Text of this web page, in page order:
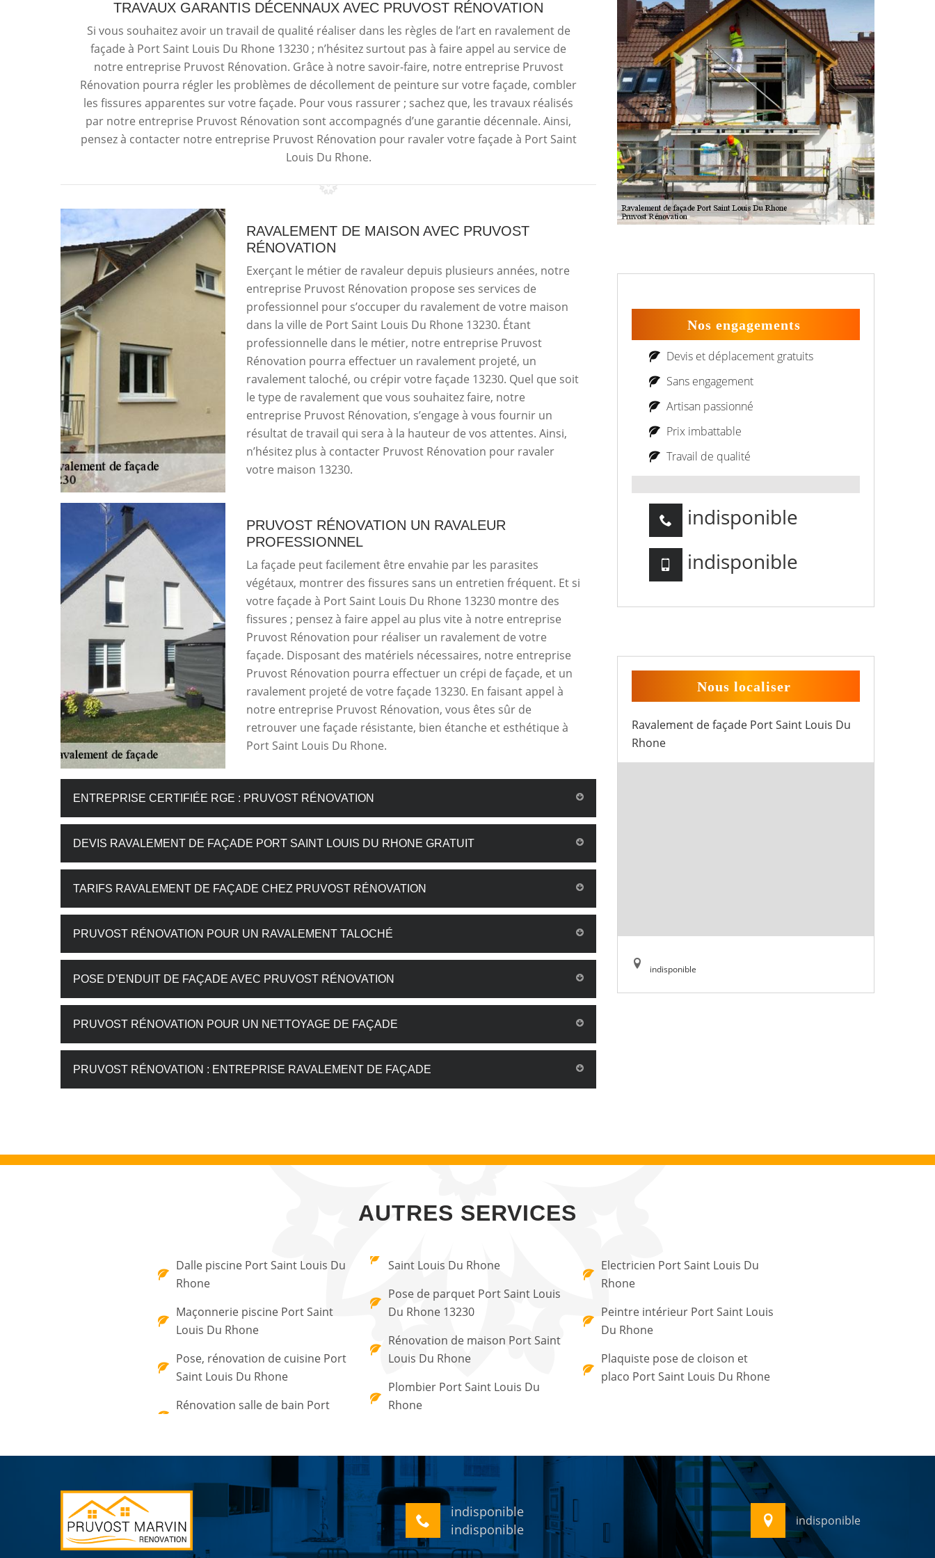
TRAVAUX GARANTIS DÉCENNAUX AVEC PRUVOST RÉNOVATION
Si vous souhaitez avoir un travail de qualité réaliser dans les règles de l’art en ravalement de
façade à Port Saint Louis Du Rhone 13230 ; n’hésitez surtout pas à faire appel au service de
notre entreprise Pruvost Rénovation. Grâce à notre savoir-faire, notre entreprise Pruvost
Rénovation pourra régler les problèmes de décollement de peinture sur votre façade, combler
les fissures apparentes sur votre façade. Pour vous rassurer ; sachez que, les travaux réalisés
par notre entreprise Pruvost Rénovation sont accompagnés d’une garantie décennale. Ainsi,
pensez à contacter notre entreprise Pruvost Rénovation pour ravaler votre façade à Port Saint
Louis Du Rhone.
RAVALEMENT DE MAISON AVEC PRUVOST
RÉNOVATION
Exerçant le métier de ravaleur depuis plusieurs années, notre
entreprise Pruvost Rénovation propose ses services de
professionnel pour s’occuper du ravalement de votre maison
dans la ville de Port Saint Louis Du Rhone 13230. Étant
professionnelle dans le métier, notre entreprise Pruvost
Rénovation pourra effectuer un ravalement projeté, un
ravalement taloché, ou crépir votre façade 13230. Quel que soit
le type de ravalement que vous souhaitez faire, notre
entreprise Pruvost Rénovation, s’engage à vous fournir un
résultat de travail qui sera à la hauteur de vos attentes. Ainsi,
n’hésitez plus à contacter Pruvost Rénovation pour ravaler
votre maison 13230.
PRUVOST RÉNOVATION UN RAVALEUR
PROFESSIONNEL
La façade peut facilement être envahie par les parasites
végétaux, montrer des fissures sans un entretien fréquent. Et si
votre façade à Port Saint Louis Du Rhone 13230 montre des
fissures ; pensez à faire appel au plus vite à notre entreprise
Pruvost Rénovation pour réaliser un ravalement de votre
façade. Disposant des matériels nécessaires, notre entreprise
Pruvost Rénovation pourra effectuer un crépi de façade, et un
ravalement projeté de votre façade 13230. En faisant appel à
notre entreprise Pruvost Rénovation, vous êtes sûr de
retrouver une façade résistante, bien étanche et esthétique à
Port Saint Louis Du Rhone.
ENTREPRISE CERTIFIÉE RGE : PRUVOST RÉNOVATION
DEVIS RAVALEMENT DE FAÇADE PORT SAINT LOUIS DU RHONE GRATUIT
TARIFS RAVALEMENT DE FAÇADE CHEZ PRUVOST RÉNOVATION
PRUVOST RÉNOVATION POUR UN RAVALEMENT TALOCHÉ
POSE D’ENDUIT DE FAÇADE AVEC PRUVOST RÉNOVATION
PRUVOST RÉNOVATION POUR UN NETTOYAGE DE FAÇADE
PRUVOST RÉNOVATION : ENTREPRISE RAVALEMENT DE FAÇADE
Nos engagements
Devis et déplacement gratuits
Sans engagement
Artisan passionné
Prix imbattable
Travail de qualité
indisponible
indisponible
Nous localiser
Ravalement de façade Port Saint Louis Du
Rhone
indisponible
AUTRES SERVICES
Dalle piscine Port Saint Louis Du
Rhone
Maçonnerie piscine Port Saint
Louis Du Rhone
Pose, rénovation de cuisine Port
Saint Louis Du Rhone
Rénovation salle de bain Port
Saint Louis Du Rhone
Pose de parquet Port Saint Louis
Du Rhone 13230
Rénovation de maison Port Saint
Louis Du Rhone
Plombier Port Saint Louis Du
Rhone
Electricien Port Saint Louis Du
Rhone
Peintre intérieur Port Saint Louis
Du Rhone
Plaquiste pose de cloison et
placo Port Saint Louis Du Rhone
indisponible
indisponible
indisponible